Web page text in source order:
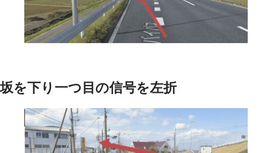
坂を下り一つ目の信号を左折